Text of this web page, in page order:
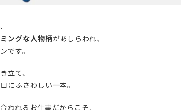
、
ングな人物柄があしらわれ、
です。
立て、
にふさわしい一本。
われるお仕事だからこそ、